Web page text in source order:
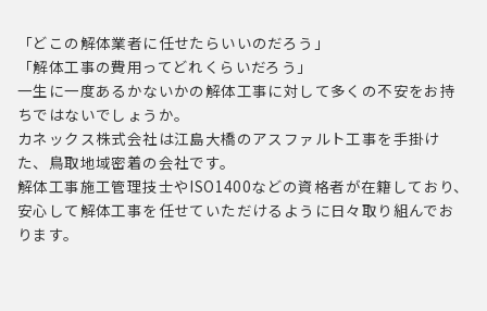
「どこの解体業者に任せたらいいのだろう」
「解体工事の費用ってどれくらいだろう」
一生に一度あるかないかの解体工事に対して多くの不安をお持
ちではないでしょうか。
カネックス株式会社は江島大橋のアスファルト工事を手掛け
た、鳥取地域密着の会社です。
解体工事施工管理技士やISO1400などの資格者が在籍しており、
安心して解体工事を任せていただけるように日々取り組んでお
ります。